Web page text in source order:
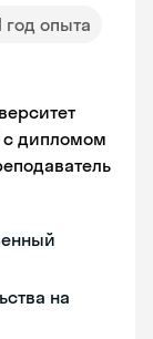
год опыта
с дипломом
на